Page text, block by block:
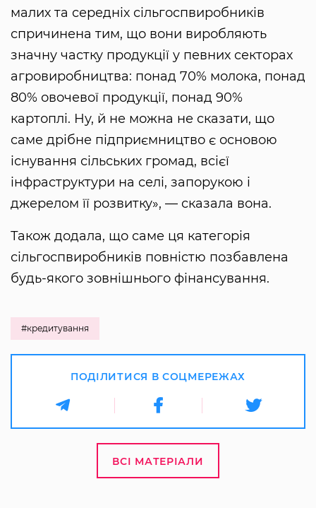
малих та середніх сільгоспвиробників
спричинена тим, що вони виробляють
значну частку продукції у певних секторах
агровиробництва: понад 70% молока, понад
80% овочевої продукції, понад 90%
картоплі. Ну, й не можна не сказати, що
саме дрібне підприємництво є основою
існування сільських громад, всієї
інфраструктури на селі, запорукою і
джерелом її розвитку», — сказала вона.
Також додала, що саме ця категорія
сільгоспвиробників повністю позбавлена
будь-якого зовнішнього фінансування.
#кредитування
ПОДІЛИТИСЯ В СОЦМЕРЕЖАХ
ВСІ МАТЕРІАЛИ